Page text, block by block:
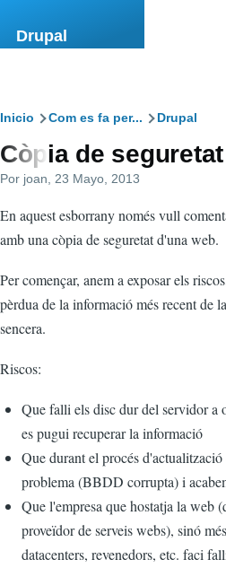
Drupal
Ruta
de
navegación
Inicio Com es fa per... Drupal
Còpia de
Por joan , 23 Mayo, 2013
En aquest esborrany només vull
amb una còpia de seguretat d'una web.
Per començar, anem a exposar els
pèrdua de la informació més recent de
sencera.
Riscos:
Que falli els disc dur del servidor a
es pugui recuperar la informació
Que durant el procés
problema (BBDD corrupta) i
Que l'empresa que hostatja la web
proveïdor de serveis webs), sinó
datacenters, revenedors, etc. faci